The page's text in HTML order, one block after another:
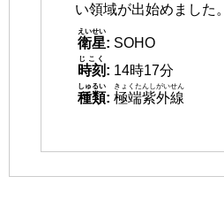
い領域が出始めました。
衛星
えいせい
: SOHO
時刻
じこく
: 14時17分
種類
しゅるい
: 極端紫外線
きょくたんしがいせん